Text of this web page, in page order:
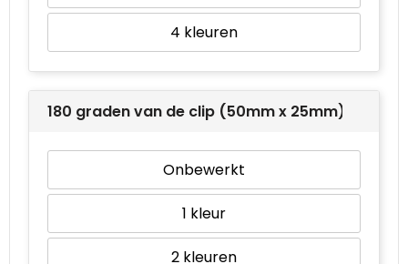
4
180 graden van de clip (50mm x 25mm)
Onbewerkt
1
2